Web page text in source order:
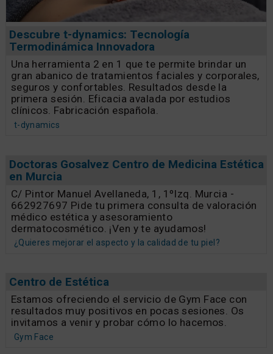
Descubre t-dynamics: Tecnología
Termodinámica Innovadora
Una herramienta 2 en 1 que te permite brindar un
gran abanico de tratamientos faciales y corporales,
seguros y confortables. Resultados desde la
primera sesión. Eficacia avalada por estudios
clínicos. Fabricación española.
t-dynamics
Doctoras Gosalvez Centro de Medicina Estética
en Murcia
C/ Pintor Manuel Avellaneda, 1, 1ºIzq. Murcia -
662927697 Pide tu primera consulta de valoración
médico estética y asesoramiento
dermatocosmético. ¡Ven y te ayudamos!
¿Quieres mejorar el aspecto y la calidad de tu piel?
Centro de Estética
Estamos ofreciendo el servicio de Gym Face con
resultados muy positivos en pocas sesiones. Os
invitamos a venir y probar cómo lo hacemos.
Gym Face